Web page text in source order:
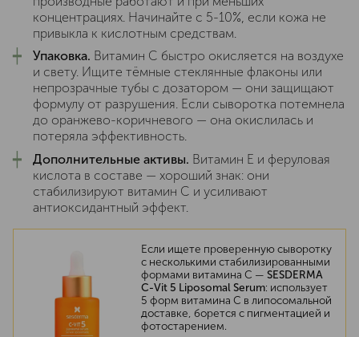
концентрациях. Начинайте с 5-10%, если кожа не
привыкла к кислотным средствам.
┿ Упаковка. Витамин C быстро окисляется на воздухе
и свету. Ищите тёмные стеклянные флаконы или
непрозрачные тубы с дозатором — они защищают
формулу от разрушения. Если сыворотка потемнела
до оранжево-коричневого — она окислилась и
потеряла эффективность.
┿ Дополнительные активы. Витамин E и феруловая
кислота в составе — хороший знак: они
стабилизируют витамин C и усиливают
антиоксидантный эффект.
Если ищете проверенную сыворотку
с несколькими стабилизированными
формами витамина C — SESDERMA
C-Vit 5 Liposomal Serum: использует
5 форм витамина C в липосомальной
доставке, борется с пигментацией и
фотостарением.